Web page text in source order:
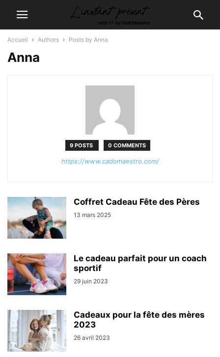
Accueil Authors Posts by Anna
Anna
9 POSTS 0 COMMENTS
https://www.cadomaestro.com/
Coffret Cadeau Fête des Pères
13 mars 2025
Le cadeau parfait pour un coach
sportif
29 juin 2023
Cadeaux pour la fête des mères
2023
26 avril 2023